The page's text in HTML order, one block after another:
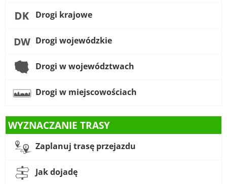
Drogi krajowe
Drogi wojewódzkie
Drogi w województwach
Drogi w miejscowościach
WYZNACZANIE TRASY
Zaplanuj trasę przejazdu
Jak dojadę